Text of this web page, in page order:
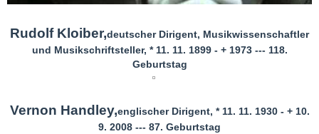
Rudolf Kloiber,deutscher Dirigent, Musikwissenschaftler
und Musikschriftsteller, * 11. 11. 1899 - + 1973 --- 118.
Geburtstag
Vernon Handley,englischer Dirigent, * 11. 11. 1930 - + 10.
9. 2008 --- 87. Geburtstag